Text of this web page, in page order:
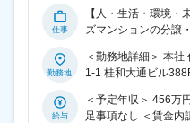
【人・生活・環境・
ズマンションの分譲
イン性の高いヨーロ
徴とした建物を手掛
す。 マンション設
ご担当いただきます。 ■詳細： ○仕様の検討、立案 ○
＜勤務地詳細＞ 本
1-1 桂和大通ビル
会社の定める事業所
＜予定年収＞ 456万円～650万円 ＜
足事項なし ＜賃金内訳＞ 月額（基本給）：200,000円～